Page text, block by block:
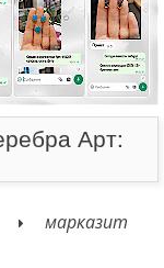
Арт:
марказит